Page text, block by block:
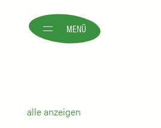
MENÜ
alle anzeigen